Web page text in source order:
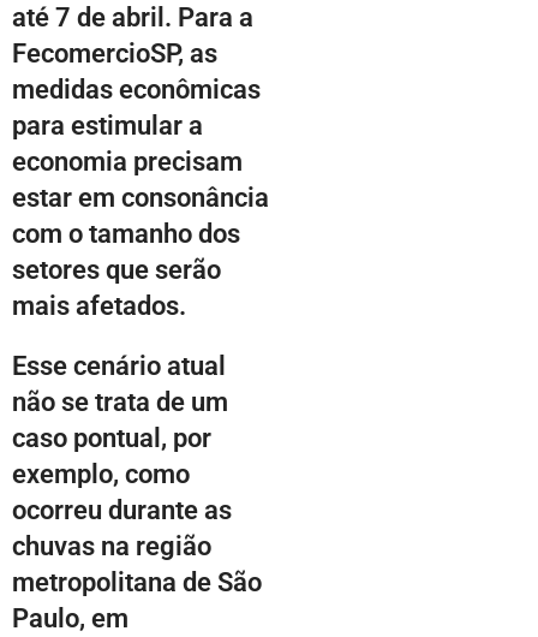
até 7 de abril. Para a
FecomercioSP, as
medidas econômicas
para estimular a
economia precisam
estar em consonância
com o tamanho dos
setores que serão
mais afetados.
Esse cenário atual
não se trata de um
caso pontual, por
exemplo, como
ocorreu durante as
chuvas na região
metropolitana de São
Paulo, em